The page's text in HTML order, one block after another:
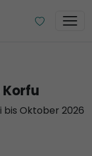
bis Oktober 2026